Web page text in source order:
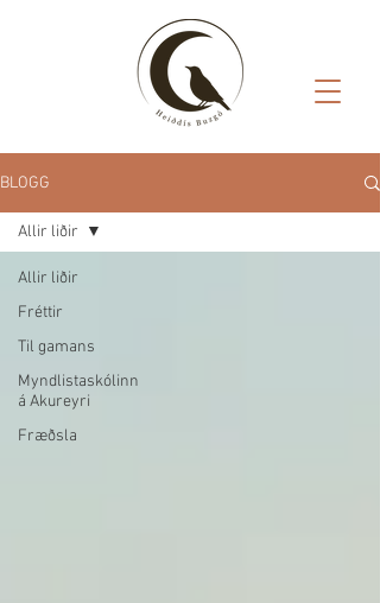
BLOGG
Allir liðir
Fréttir
Til gamans
Myndlistaskólinn
á Akureyri
Fræðsla
Allir liðir